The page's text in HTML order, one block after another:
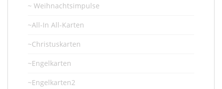
~ Weihnachtsimpulse
~All-In All-Karten
~Christuskarten
~Engelkarten
~Engelkarten2